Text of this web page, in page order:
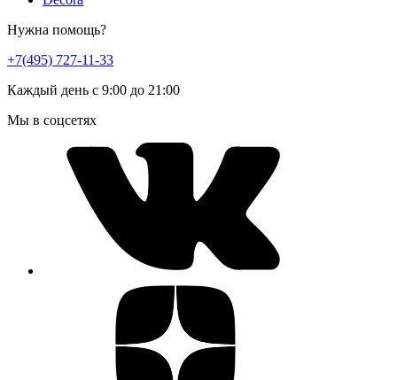
Нужна помощь?
+7(495) 727-11-33
Каждый день с 9:00 до 21:00
Мы в соцсетях